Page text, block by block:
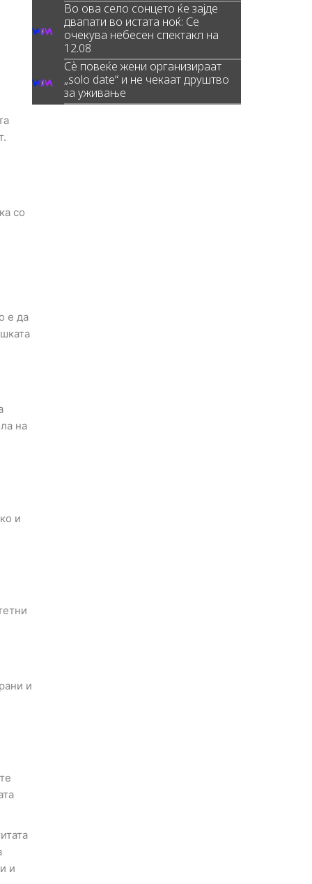
со
е да
на
и
и
и
Во ова село сонцето ќе зајде
двапати во истата ноќ: Се
очекува небесен спектакл на
12.08
Сè повеќе жени организираат
„solo date“ и не чекаат друштво
за уживање